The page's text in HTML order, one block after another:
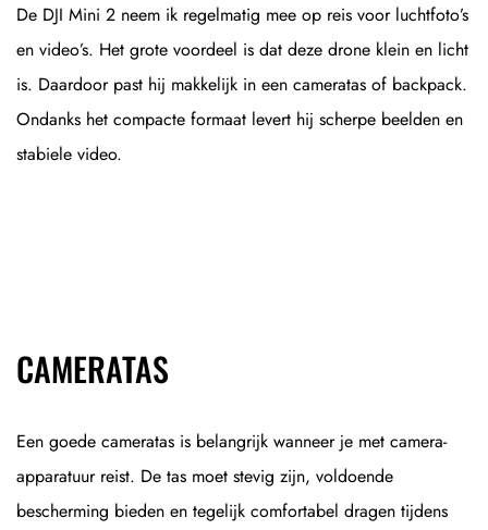
De DJI Mini 2 neem ik regelmatig mee op reis voor luchtfoto’s
en video’s. Het grote voordeel is dat deze drone klein en licht
is. Daardoor past hij makkelijk in een cameratas of backpack.
Ondanks het compacte formaat levert hij scherpe beelden en
stabiele video.
CAMERATAS
Een goede cameratas is belangrijk wanneer je met camera-
apparatuur reist. De tas moet stevig zijn, voldoende
bescherming bieden en tegelijk comfortabel dragen tijdens